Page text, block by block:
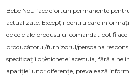
Bebe Nou face eforturi permanente
actualizate. Excepții pentru care
de cele ale produsului comandat pot fi
producătorul/furnizorul/persoana
specificațiilor/etichetei acestuia, fără a ne
apariției unor diferențe, prevalează